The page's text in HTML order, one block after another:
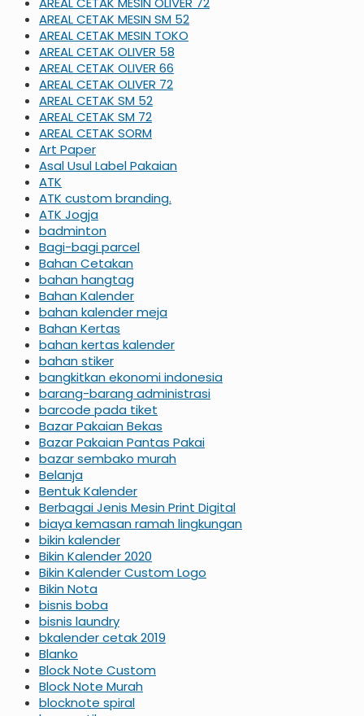
AREAL CETAK MESIN SM 52
AREAL CETAK MESIN TOKO
AREAL CETAK OLIVER 58
AREAL CETAK OLIVER 66
AREAL CETAK OLIVER 72
AREAL CETAK SM 52
AREAL CETAK SM 72
AREAL CETAK SORM
Art Paper
Asal Usul Label Pakaian
ATK
ATK custom branding.
ATK Jogja
badminton
Bagi-bagi parcel
Bahan Cetakan
bahan hangtag
Bahan Kalender
bahan kalender meja
Bahan Kertas
bahan kertas kalender
bahan stiker
bangkitkan ekonomi indonesia
barang-barang administrasi
barcode pada tiket
Bazar Pakaian Bekas
Bazar Pakaian Pantas Pakai
bazar sembako murah
Belanja
Bentuk Kalender
Berbagai Jenis Mesin Print Digital
biaya kemasan ramah lingkungan
bikin kalender
Bikin Kalender 2020
Bikin Kalender Custom Logo
Bikin Nota
bisnis boba
bisnis laundry
bkalender cetak 2019
Blanko
Block Note Custom
Block Note Murah
blocknote spiral